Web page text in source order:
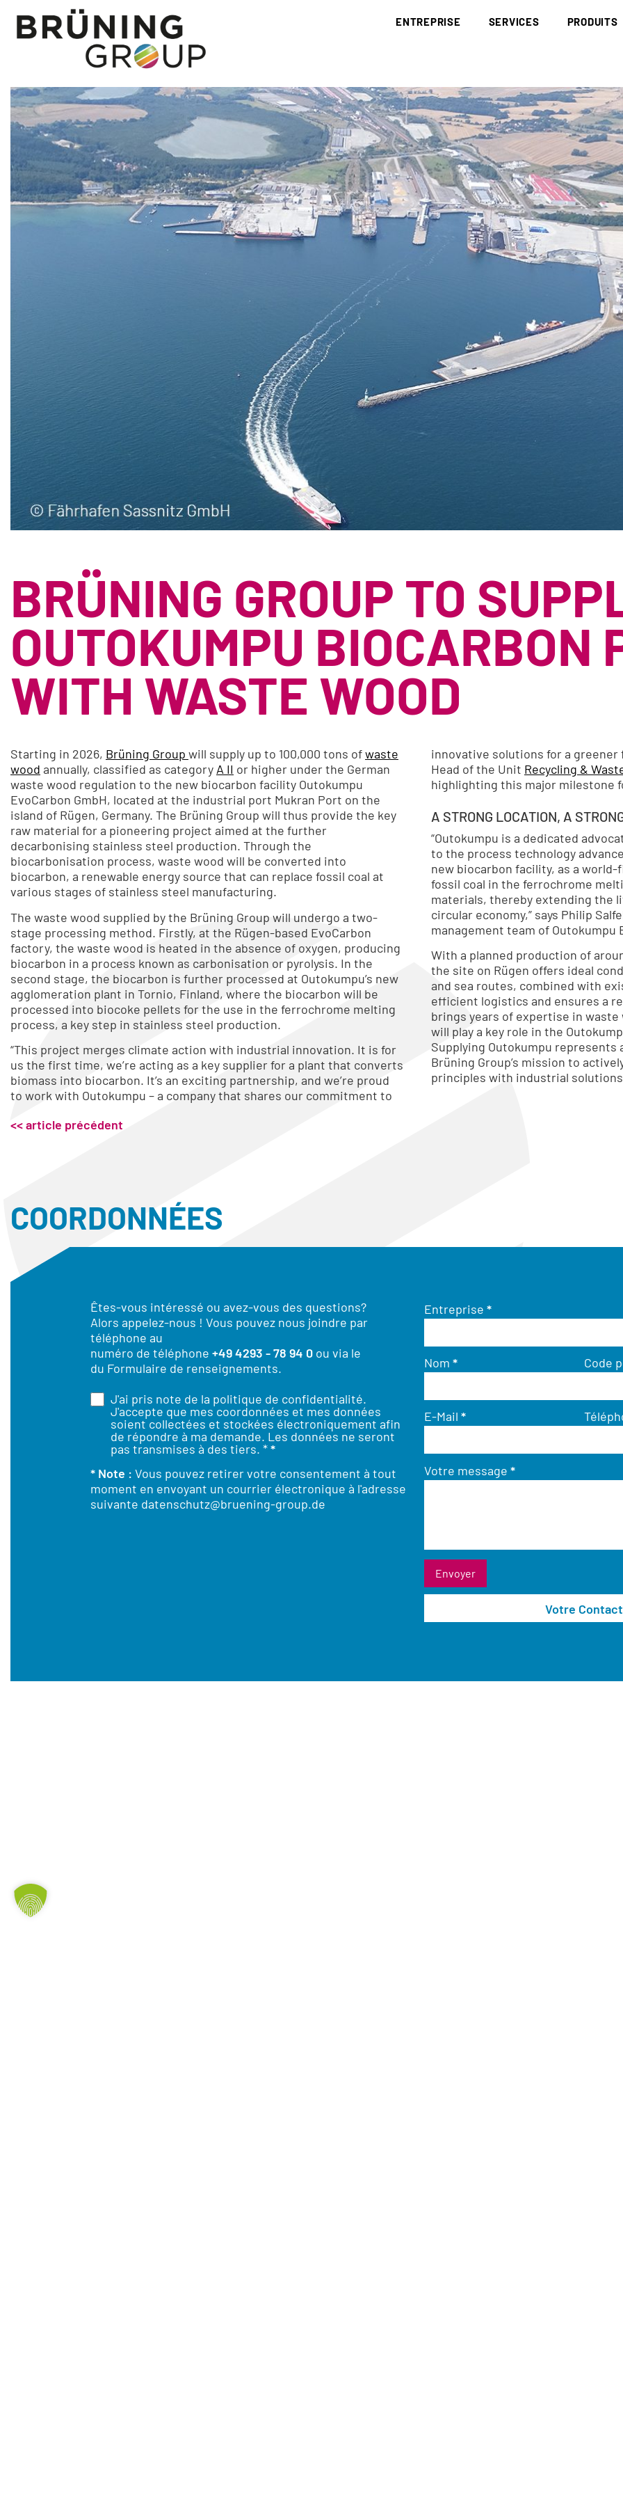
ENTREPRISE
EUDR
HISTOIRE
SITES
CODE DE CONDUITE
CERTIFICATS
SERVICES
RECHERCHE ET
DÉVELOPPEMENT
LOGISTIQUE
NOTIFICATION/DÉCLARATION
APPROVISIONNEMENT
APPROVISIONNEMENT COMPLET
PRODUITS
SOUS-
LE CHARBON
LITIÈRE
MATÉRIAUX
DE CHUTES
PLAQUETTES
PLAQUETTES D’AMÉNAGEMENT PAYSAGÉ
PLAQUETTES DE SCIERIE
PLAQUETTES FORESTIÈRES ISSUES DE RONDINS
PLAQUETTES FORESTIÈRES
POUSSIÈRE
PELLETS
PELLETS DE
PAILLIS
HUMUS
ÉCORCES
RONDINS
BRÜNING GROUP TO
OUTOKUMPU BIOCARBON
WITH WASTE WOOD
Starting in 2026, Brüning Group will supply up to 100,000 tons ofwaste
wood annually, classified as category A II or higher under the German
waste wood regulation to the new biocarbon facility Outokumpu
EvoCarbon GmbH, located at the industrial port Mukran Port on the
island of Rügen, Germany. The Brüning Group will thus provide the key
raw material for a pioneering project aimed at the further
decarbonising stainless steel production. Through the
biocarbonisation process, waste wood will be converted into
biocarbon, a renewable energy source that can replace fossil coal at
various stages of stainless steel manufacturing.
The waste wood supplied by the Brüning Group will undergo a two-
stage processing method. Firstly, at the Rügen-based EvoCarbon
factory, the waste wood is heated in the absence of oxygen, producing
biocarbon in a process known as carbonisation or pyrolysis. In the
second stage, the biocarbon is further processed at Outokumpu’s new
agglomeration plant in Tornio, Finland, where the biocarbon will be
processed into biocoke pellets for the use in the ferrochrome melting
process, a key step in stainless steel production.
“This project merges climate action with industrial innovation. It is for
us the first time, we’re acting as a key supplier for a plant that converts
biomass into biocarbon. It’s an exciting partnership, and we’re proud
to work with Outokumpu – a company that shares our commitment to
innovative solutions for a greener
Head of the Unit Recycling &
highlighting this major milestone
A STRONG LOCATION, A
“Outokumpu is a dedicated
to the process technology
new biocarbon facility, as a
fossil coal in the ferrochrome
materials, thereby extending the
circular economy,” says Philip
management team of Outokumpu
With a planned production of
the site on Rügen offers ideal
and sea routes, combined with
efficient logistics and ensures a
brings years of expertise in
will play a key role in the
Supplying Outokumpu
Brüning Group’s mission to
principles with industrial
<< article précédent
COORDONNÉES
Êtes-vous intéressé ou avez-vous des questions?
Alors appelez-nous ! Vous pouvez nous joindre par
téléphone au
numéro de téléphone +49 4293 - 78 94 0 ou via le
du Formulaire de renseignements.
J'ai pris note de la politique de confidentialité.
J'accepte que mes coordonnées et mes données
soient collectées et stockées électroniquement afin
de répondre à ma demande. Les données ne seront
pas transmises à des tiers. **
* Note : Vous pouvez retirer votre consentement à tout
moment en envoyant un courrier électronique à l'adresse
suivante datenschutz@bruening-group.de
Entreprise *
Nom * Code
E-Mail *
Votre message *
Votre Contact